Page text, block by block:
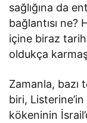
sağlığına da
bağlantısı
içine biraz tarih
oldukça
Zamanla, bazı
biri,
kökeninin